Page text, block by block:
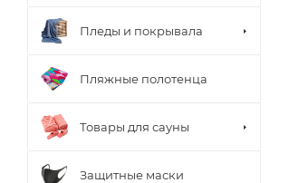
Пледы и покрывала
Пляжные полотенца
Товары для сауны
Защитные маски